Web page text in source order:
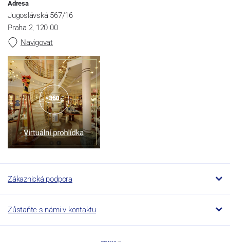
Adresa
Jugoslávská 567/16
Praha 2, 120 00
Navigovat
Zákaznická podpora
Zůstaňte s námi v kontaktu